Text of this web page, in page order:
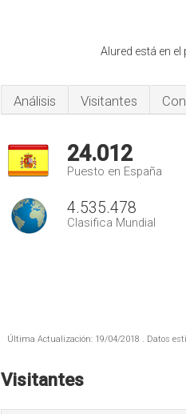
Alured está en el
Análisis Visitantes
24.012
Puesto en España
4.535.478
Clasifica Mundial
Última Actualización: 19/04/2018 . Datos
Visitantes